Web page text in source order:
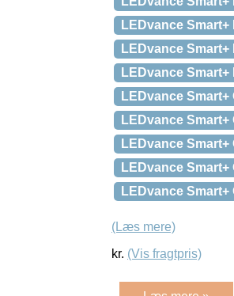
LEDvance Smart+
LEDvance Smart+
LEDvance Smart+
LEDvance
LEDvance Smart+
LEDvance
LEDvance
LEDvance
(Læs mere)
kr. (Vis fragtpris)